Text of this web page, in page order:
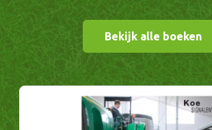
Bekijk alle boeken